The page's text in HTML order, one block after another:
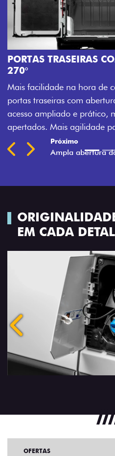
PORTAS TRASEIRAS
270°
Mais facilidade na hora de
portas traseiras com
acesso ampliado e prático,
apertados. Mais agilidade
Previous
Next
EM CADA
Anterior
OFERTAS